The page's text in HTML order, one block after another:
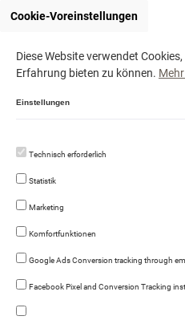
Katze
Fleischmenüs
Huhn mit Pastinaken &
Rind mit Katzenminze &
Cookie-Voreinstellungen
Diese Website verwendet
Erfahrung bieten zu können.
Einstellungen
Technisch erforderlich
Statistik
Marketing
Komfortfunktionen
Google Ads Conversion tracking through
Facebook Pixel and Conversion Tracking